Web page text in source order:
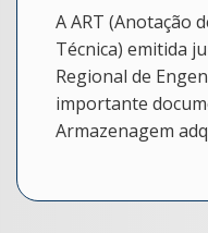
A ART (Anotação
Técnica) emitida
Regional de
importante
Armazenagem